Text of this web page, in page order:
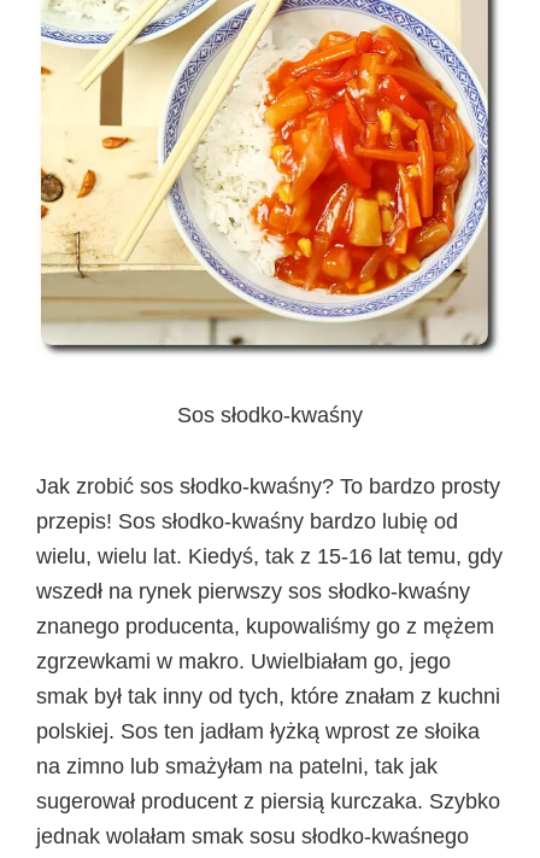
Sos słodko-kwaśny
Jak zrobić sos słodko-kwaśny? To bardzo prosty
przepis! Sos słodko-kwaśny bardzo lubię od
wielu, wielu lat. Kiedyś, tak z 15-16 lat temu, gdy
wszedł na rynek pierwszy sos słodko-kwaśny
znanego producenta, kupowaliśmy go z mężem
zgrzewkami w makro. Uwielbiałam go, jego
smak był tak inny od tych, które znałam z kuchni
polskiej. Sos ten jadłam łyżką wprost ze słoika
na zimno lub smażyłam na patelni, tak jak
sugerował producent z piersią kurczaka. Szybko
jednak wolałam smak sosu słodko-kwaśnego